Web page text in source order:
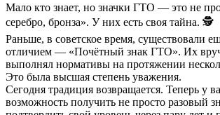
Мало кто знает, но значки ГТО — это не
серебро, бронза». У них есть своя тайна. 🕵️
Раньше, в советское время, существовали
отличием — «Почётный знак ГТО». Их
выполнял нормативы на протяжении
Это была высшая степень уважения.
Сегодня традиция возвращается. Теперь у
возможность получить не просто разовый